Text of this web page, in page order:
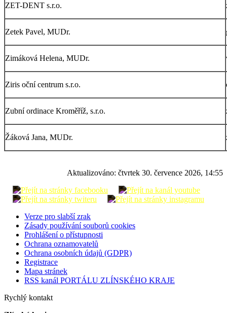
ZET-DENT s.r.o.
Zetek Pavel, MUDr.
Zimáková Helena, MUDr.
Ziris oční centrum s.r.o.
Zubní ordinace Kroměříž, s.r.o.
Žáková Jana, MUDr.
Aktualizováno: čtvrtek 30. července 2026, 14:55
Verze pro slabší zrak
Zásady používání souborů cookies
Prohlášení o přístupnosti
Ochrana oznamovatelů
Ochrana osobních údajů (GDPR)
Registrace
Mapa stránek
RSS kanál PORTÁLU ZLÍNSKÉHO KRAJE
Rychlý kontakt